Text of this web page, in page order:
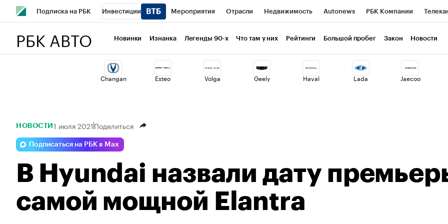
Подписка на РБК Инвестиции Мероприятия Отрасли Недвижимость Autonews РБК Компании
Национальные проекты
РБК Бизнес-среда Дискуссионный клуб Исследования Кредитные рейтинги Франшизы Газета Спецпроекты
Проверка контрагентов Политика Экономика Бизнес Технологии и медиа Финансы Рынок
РБК АВТО Новинки Изнанка Легенды 90-х Что там у них Рейтинги Большой пробег Закон Новости
Changan Esteo Volga Geely Haval Lada Jaecoo
НОВОСТИ 1 июля 2021Поделиться
Подписаться на РБК в Max
В Hyundai назвали дату
самой мощной Elantra